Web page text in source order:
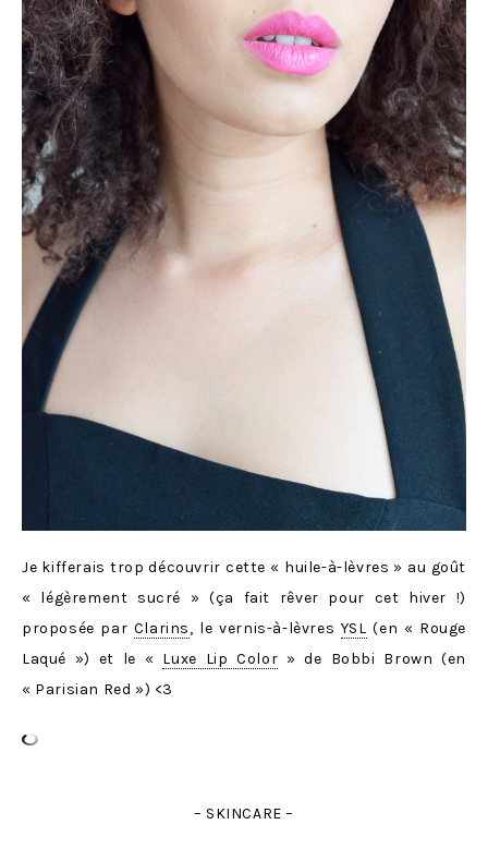
Je kifferais trop découvrir cette « huile-à-lèvres » au goût
« légèrement sucré » (ça fait rêver pour cet hiver !)
proposée par Clarins, le vernis-à-lèvres YSL (en « Rouge
Laqué ») et le « Luxe Lip Color » de Bobbi Brown (en
« Parisian Red ») <3
– SKINCARE –